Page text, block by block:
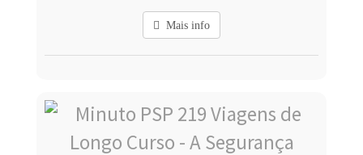
Mais info